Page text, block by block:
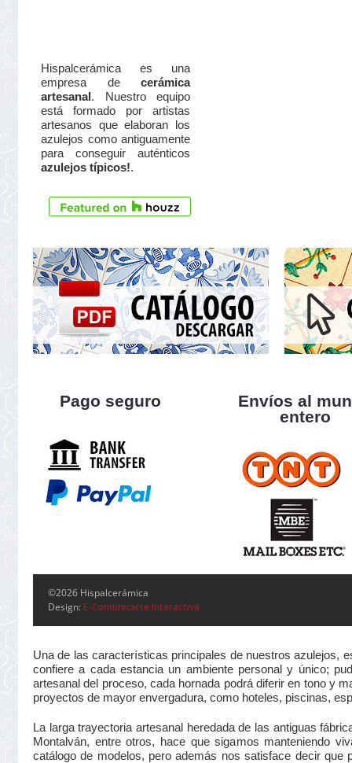
Hispalcerámica es una
empresa de cerámica
artesanal . Nuestro equipo
está formado por artistas
artesanos que elaboran los
azulejos como antiguamente
para conseguir auténticos
azulejos típicos!.
Pago seguro
Envíos al
entero
©2026 Hispalcerámica
Design: E-Comunicarte Interactiva
Una de las características principales de nuestros azulejos,
confiere a cada estancia un ambiente personal y único;
artesanal del proceso, cada hornada podrá diferir en tono y
proyectos de mayor envergadura, como hoteles, piscinas,
La larga trayectoria artesanal heredada de las antiguas
Montalván, entre otros, hace que sigamos manteniendo
catálogo de modelos, pero además nos satisface decir